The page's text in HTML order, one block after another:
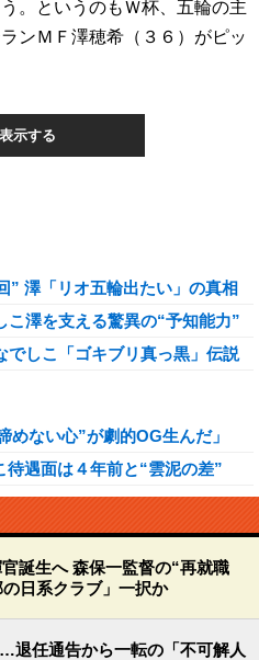
。というのもＷ杯、五輪の主
ンＭＦ澤穂希（３６）がピッ
示する
” 澤「リオ五輪出たい」の真相
こ澤を支える驚異の“予知能力”
でしこ「ゴキブリ真っ黒」伝説
ない心”が劇的OG生んだ」
遇面は４年前と“雲泥の差”
誕生へ 森保一監督の“再就職
日系クラブ」一択か
退任通告から一転の「不可解人